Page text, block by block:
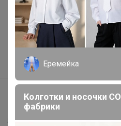
Подарочные сертификаты
Реклама на сайте
Вакансии
support@24-ok.ru
Написать в поддержку
Защита покупателя
Еремейка
Колготки и носочки
фабрики